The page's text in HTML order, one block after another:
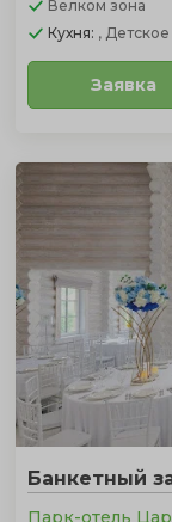
Велком зона
Кухня: ,
Заявка
Банкетный
Парк-отель